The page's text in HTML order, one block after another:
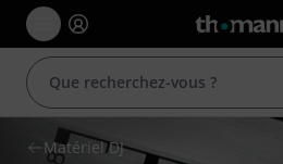
Matériel DJ